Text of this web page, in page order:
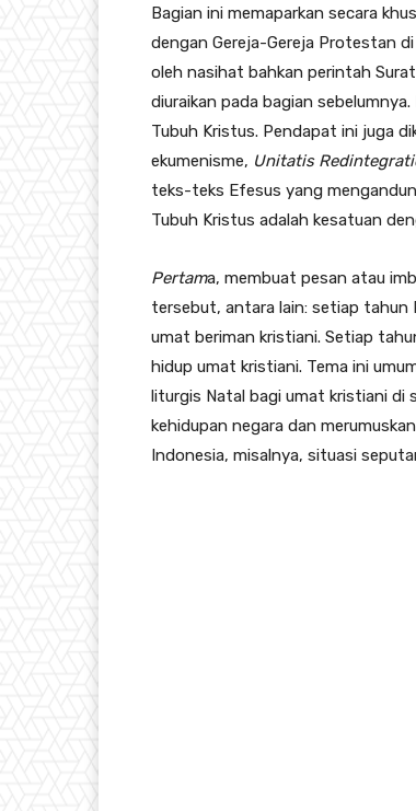
Bagian ini memaparkan secara
dengan Gereja-Gereja Protestan
oleh nasihat bahkan perintah
diuraikan pada bagian
Tubuh Kristus. Pendapat ini juga
ekumenisme, Unitatis
teks-teks Efesus yang
Tubuh Kristus adalah kesatuan
Pertama, membuat pesan atau
tersebut, antara lain: setiap tahun
umat beriman kristiani. Setiap
hidup umat kristiani. Tema ini
liturgis Natal bagi umat kristiani di
kehidupan negara dan
Indonesia, misalnya, situasi